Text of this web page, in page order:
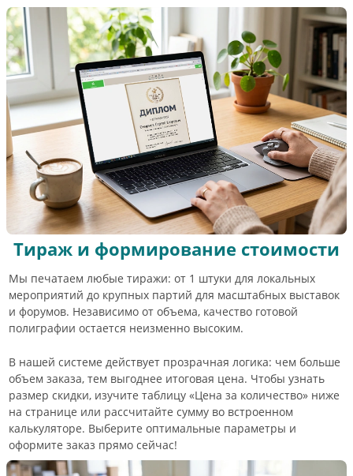
Тираж и формирование стоимости
Мы печатаем любые тиражи: от 1 штуки для локальных
мероприятий до крупных партий для масштабных выставок
и форумов. Независимо от объема, качество готовой
полиграфии остается неизменно высоким.
В нашей системе действует прозрачная логика: чем больше
объем заказа, тем выгоднее итоговая цена. Чтобы узнать
размер скидки, изучите таблицу «Цена за количество» ниже
на странице или рассчитайте сумму во встроенном
калькуляторе. Выберите оптимальные параметры и
оформите заказ прямо сейчас!